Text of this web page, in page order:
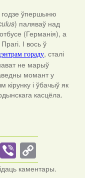
годзе ўпершыню
) паляваў над
(Германія), а
І вось ў
гораду, сталі
не марыў
момант у
і ўбачыў як
касцёла.
Telegram
Viber
Link
каментары.